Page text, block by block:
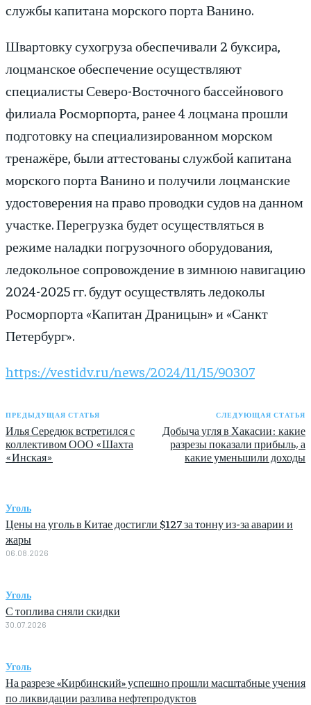
службы капитана морского порта Ванино.
Швартовку сухогруза обеспечивали 2 буксира,
лоцманское обеспечение осуществляют
специалисты Северо-Восточного бассейнового
филиала Росморпорта, ранее 4 лоцмана прошли
подготовку на специализированном морском
тренажёре, были аттестованы службой капитана
морского порта Ванино и получили лоцманские
удостоверения на право проводки судов на данном
участке. Перегрузка будет осуществляться в
режиме наладки погрузочного оборудования,
ледокольное сопровождение в зимнюю навигацию
2024-2025 гг. будут осуществлять ледоколы
Росморпорта «Капитан Драницын» и «Санкт
Петербург».
https://vestidv.ru/news/2024/11/15/90307
ПРЕДЫДУЩАЯ СТАТЬЯ
Илья Середюк встретился с
коллективом ООО «Шахта
«Инская»
СЛЕДУЮЩАЯ СТАТЬЯ
Добыча угля в Хакасии: какие
разрезы показали прибыль, а
какие уменьшили доходы
Уголь
Цены на уголь в Китае достигли $127 за тонну из-за аварии и
жары
06.08.2026
Уголь
С топлива сняли скидки
30.07.2026
Уголь
На разрезе «Кирбинский» успешно прошли масштабные учения
по ликвидации разлива нефтепродуктов